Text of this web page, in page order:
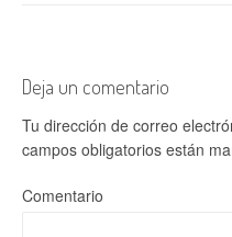
Deja un comentario
Tu dirección de correo
campos obligatorios están
Comentario